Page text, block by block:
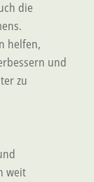
die
helfen,
und
zu
weit